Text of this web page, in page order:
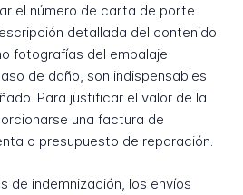
el número de carta de porte
detallada del contenido
fotografías del embalaje
de daño, son indispensables
Para justificar el valor de la
una factura de
o presupuesto de reparación.
de indemnización, los envíos